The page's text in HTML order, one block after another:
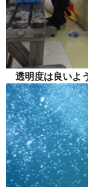
透明度は良いよ